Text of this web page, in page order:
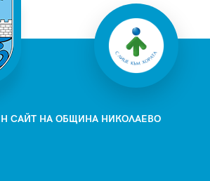
САЙТ НА ОБЩИНА НИКОЛАЕВО